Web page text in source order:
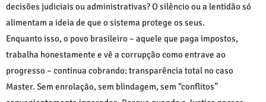
decisões judiciais ou administrativas? O silêncio ou a lentidão só
alimentam a ideia de que o sistema protege os seus.
Enquanto isso, o povo brasileiro – aquele que paga impostos,
trabalha honestamente e vê a corrupção como entrave ao
progresso – continua cobrando: transparência total no caso
Master. Sem enrolação, sem blindagem, sem “conflitos”